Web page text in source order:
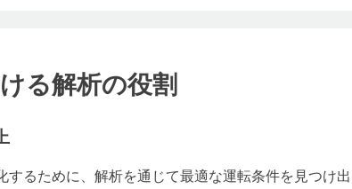
る解析の役割
するために、解析を通じて最適な運転条件を見つけ